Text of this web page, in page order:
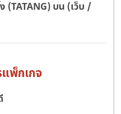
(TATANG) บน (เว็บ /
พ็กเกจ